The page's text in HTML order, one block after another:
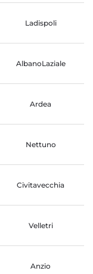
Ladispoli
AlbanoLaziale
Ardea
Nettuno
Civitavecchia
Velletri
Anzio